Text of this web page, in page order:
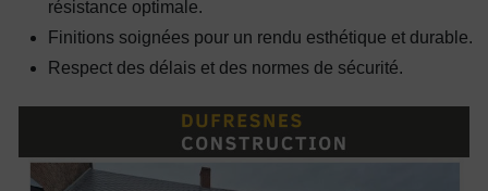
résistance optimale.
Finitions soignées pour un rendu esthétique et durable.
Respect des délais et des normes de sécurité.